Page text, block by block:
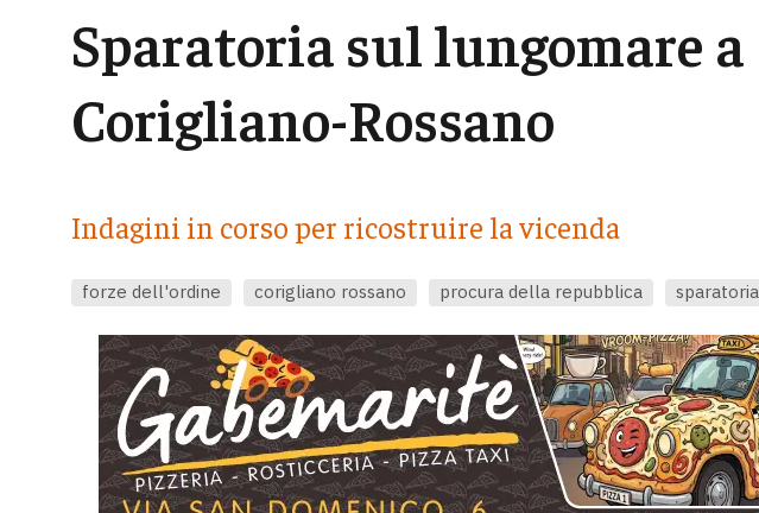
Sparatoria sul lungomare a
Corigliano-Rossano
Indagini in corso per ricostruire la vicenda
forze dell'ordine corigliano rossano procura della repubblica sparatoria